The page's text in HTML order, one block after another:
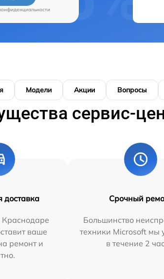
Модели Акции Вопросы
сервис-
доставка
ваше
ремонт и
Срочный
Большинство
техники Microsoft мы
в течение 2